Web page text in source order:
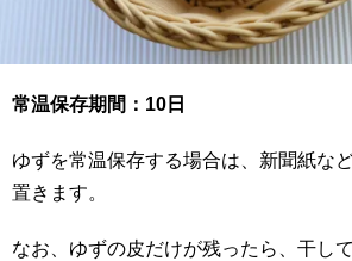
常温保存期間：10日
ゆずを常温保存する場合は、新聞紙な
置きます。
なお、ゆずの皮だけが残ったら、干し